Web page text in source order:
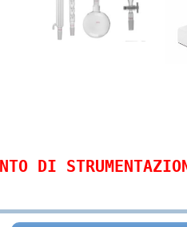
DI